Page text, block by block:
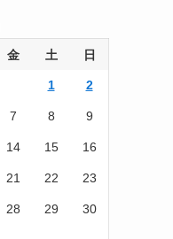
金 土 日
1 2
7 8 9
14 15 16
21 22 23
28 29 30